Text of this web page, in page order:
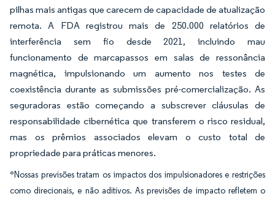
pilhas mais antigas que carecem de capacidade de atualização
remota. A FDA registrou mais de 250.000 relatórios de
interferência sem fio desde 2021, incluindo mau
funcionamento de marcapassos em salas de ressonância
magnética, impulsionando um aumento nos testes de
coexistência durante as submissões pré-comercialização. As
seguradoras estão começando a subscrever cláusulas de
responsabilidade cibernética que transferem o risco residual,
mas os prêmios associados elevam o custo total de
propriedade para práticas menores.
*Nossas previsões tratam os impactos dos impulsionadores e restrições
como direcionais, e não aditivos. As previsões de impacto refletem o